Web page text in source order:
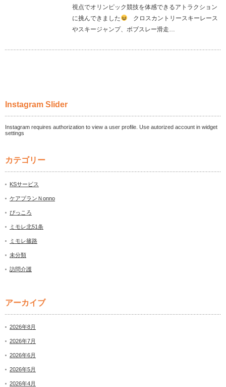
視点でオリンピック競技を体感できるアトラクション
に挑んできました
クロスカントリースキーレース
やスキージャンプ、ボブスレー滑走…
Instagram Slider
Instagram requires authorization to view a user profile. Use autorized account in widget
settings
カテゴリー
KSサービス
ケアプランＮonno
ぴっころ
ミモレ北51条
ミモレ篠路
未分類
訪問介護
アーカイブ
2026年8月
2026年7月
2026年6月
2026年5月
2026年4月